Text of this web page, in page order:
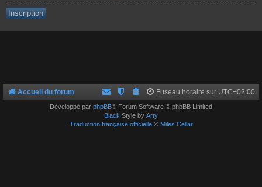
Inscription
Accueil du forum Fuseau horaire sur UTC+02:00
Développé par phpBB® Forum Software © phpBB Limited
Black Style by Arty
Traduction française officielle© Miles Cellar